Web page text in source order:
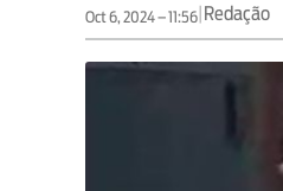
Oct 6, 2024 – 11:56|Redação